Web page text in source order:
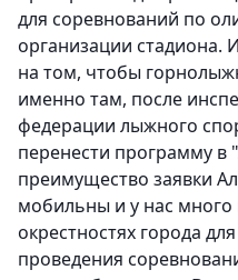
для соревнований по
организации стадиона.
на том, чтобы
именно там, после
федерации лыжного
перенести программу в
преимущество заявки
мобильны и у нас
окрестностях города
проведения